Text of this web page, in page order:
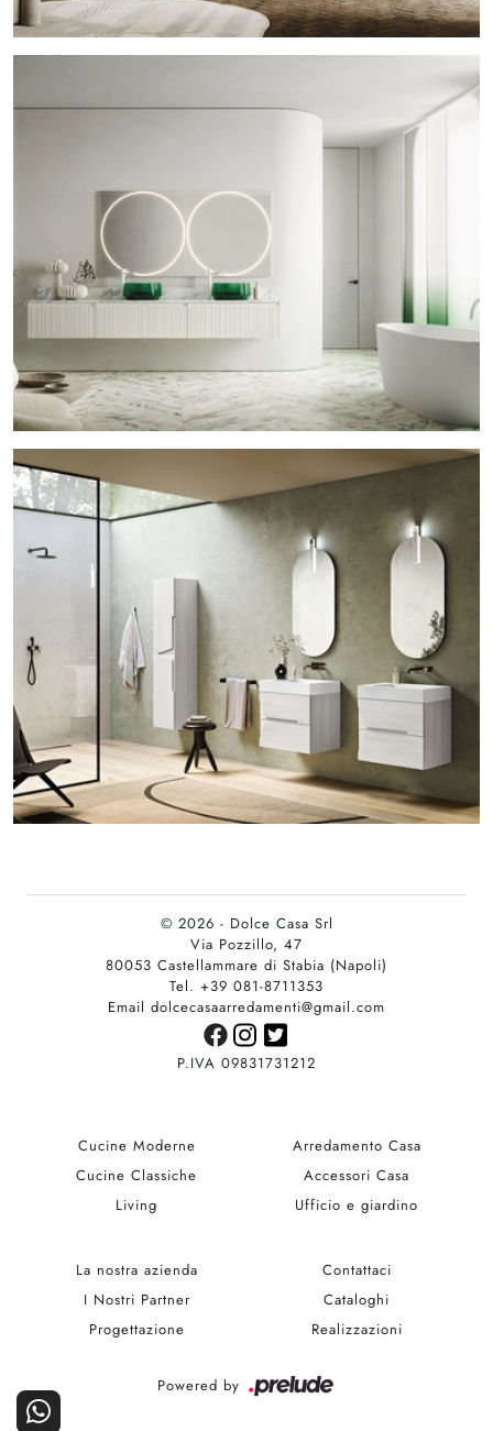
© 2026 - Dolce Casa Srl
Via Pozzillo, 47
80053 Castellammare di Stabia (Napoli)
Tel. +39 081-8711353
Email dolcecasaarredamenti@gmail.com
P.IVA 09831731212
Cucine Moderne
Cucine Classiche
Living
Arredamento Casa
Accessori Casa
Ufficio e giardino
La nostra azienda
I Nostri Partner
Progettazione
Contattaci
Cataloghi
Realizzazioni
Powered by